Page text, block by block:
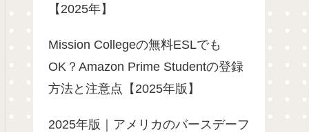
【2025年】
Mission Collegeの無料ESLでも
OK？Amazon Prime Studentの登録
方法と注意点【2025年版】
2025年版｜アメリカのバースデーフ